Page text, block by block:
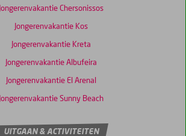
Jongerenvakantie Chersonissos
Jongerenvakantie Kos
Jongerenvakantie Kreta
Jongerenvakantie Albufeira
Jongerenvakantie El Arenal
Jongerenvakantie Sunny Beach
UITGAAN & ACTIVITEITEN